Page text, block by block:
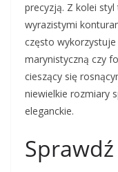
precyzją. Z kolei
wyrazistymi
często
marynistyczną czy
cieszący się
niewielkie rozmiary
eleganckie.